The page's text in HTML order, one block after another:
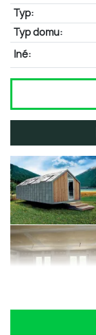
Typ:
Typ domu:
Iné: